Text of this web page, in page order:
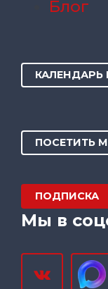
Блог
КАЛЕНДАРЬ
ПОСЕТИТЬ
ПОДПИСКА
Мы в